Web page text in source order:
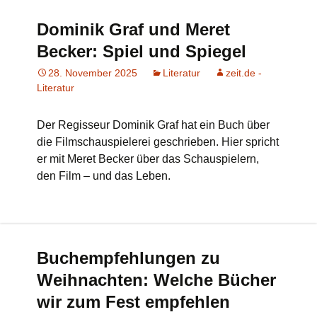
Dominik Graf und Meret
Becker: Spiel und Spiegel
28. November 2025 Literatur
zeit.de -
Literatur
Der Regisseur Dominik Graf hat ein Buch über
die Filmschauspielerei geschrieben. Hier spricht
er mit Meret Becker über das Schauspielern,
den Film – und das Leben.
Buchempfehlungen zu
Weihnachten: Welche Bücher
wir zum Fest empfehlen